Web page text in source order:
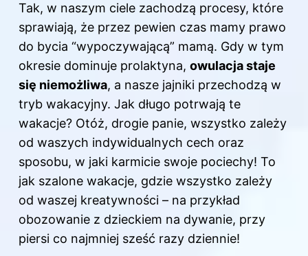
Tak, w naszym ciele zachodzą procesy, które
sprawiają, że przez pewien czas mamy prawo
do bycia “wypoczywającą” mamą. Gdy w tym
okresie dominuje prolaktyna, owulacja staje
się niemożliwa, a nasze jajniki przechodzą w
tryb wakacyjny. Jak długo potrwają te
wakacje? Otóż, drogie panie, wszystko zależy
od waszych indywidualnych cech oraz
sposobu, w jaki karmicie swoje pociechy! To
jak szalone wakacje, gdzie wszystko zależy
od waszej kreatywności – na przykład
obozowanie z dzieckiem na dywanie, przy
piersi co najmniej sześć razy dziennie!